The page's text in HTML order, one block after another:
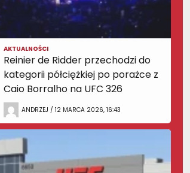
AKTUALNOŚCI
Reinier de Ridder przechodzi do
kategorii półciężkiej po porażce z
Caio Borralho na UFC 326
ANDRZEJ / 12 MARCA 2026, 16:43